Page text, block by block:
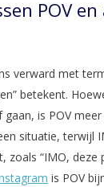
POV
verward met
betekent.
gaan, is POV
situatie, terwijl
zoals “IMO, deze
is POV